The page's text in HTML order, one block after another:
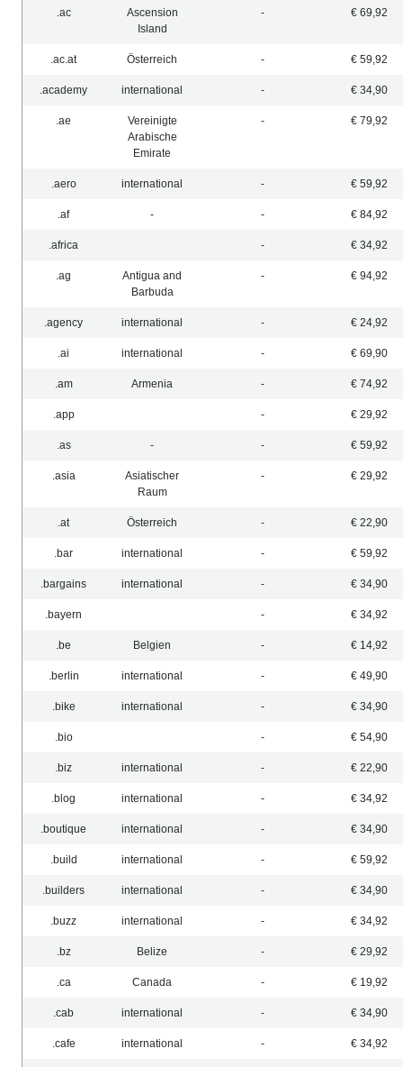
.ac
Ascension
Island
- € 69,92
.ac.at Österreich - € 59,92
.academy international - € 34,90
.ae
Vereinigte
Arabische
Emirate
- € 79,92
.aero international - € 59,92
.af - - € 84,92
.africa - € 34,92
.ag
Antigua and
Barbuda
- € 94,92
.agency international - € 24,92
.ai international - € 69,90
.am Armenia - € 74,92
.app - € 29,92
.as - - € 59,92
.asia
Asiatischer
Raum
- € 29,92
.at Österreich - € 22,90
.bar international - € 59,92
.bargains international - € 34,90
.bayern - € 34,92
.be Belgien - € 14,92
.berlin international - € 49,90
.bike international - € 34,90
.bio - € 54,90
.biz international - € 22,90
.blog international - € 34,92
.boutique international - € 34,90
.build international - € 59,92
.builders international - € 34,90
.buzz international - € 34,92
.bz Belize - € 29,92
.ca Canada - € 19,92
.cab international - € 34,90
.cafe international - € 34,92